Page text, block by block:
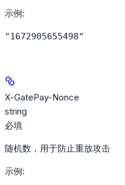
示例:
"1672905655498"
X-GatePay-Nonce
string
必填
随机数，用于防止重放攻击
示例: